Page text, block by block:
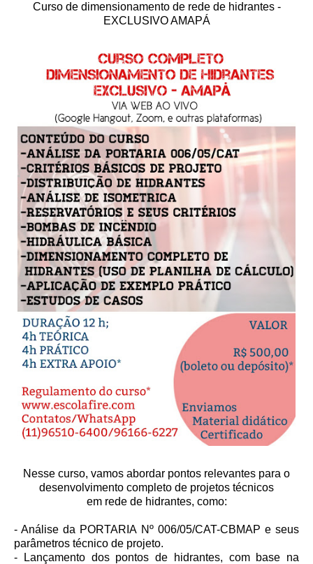
Curso de dimensionamento de rede de hidrantes -
EXCLUSIVO AMAPÁ
Nesse curso, vamos abordar pontos relevantes para o
desenvolvimento completo de projetos técnicos
em rede de hidrantes, como:
- Análise da PORTARIA Nº 006/05/CAT-CBMAP e seus
parâmetros técnico de projeto.
- Lançamento dos pontos de hidrantes, com base na